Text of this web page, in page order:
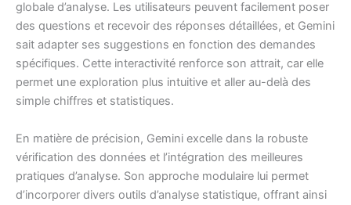
globale d’analyse. Les utilisateurs peuvent facilement poser
des questions et recevoir des réponses détaillées, et Gemini
sait adapter ses suggestions en fonction des demandes
spécifiques. Cette interactivité renforce son attrait, car elle
permet une exploration plus intuitive et aller au-delà des
simple chiffres et statistiques.
En matière de précision, Gemini excelle dans la robuste
vérification des données et l’intégration des meilleures
pratiques d’analyse. Son approche modulaire lui permet
d’incorporer divers outils d’analyse statistique, offrant ainsi